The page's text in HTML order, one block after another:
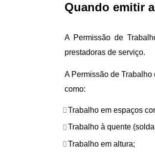
Quando emitir
A Permissão de
prestadoras de serviço.
A Permissão de
como:
Trabalho em espaços
Trabalho à quente
Trabalho em altura;